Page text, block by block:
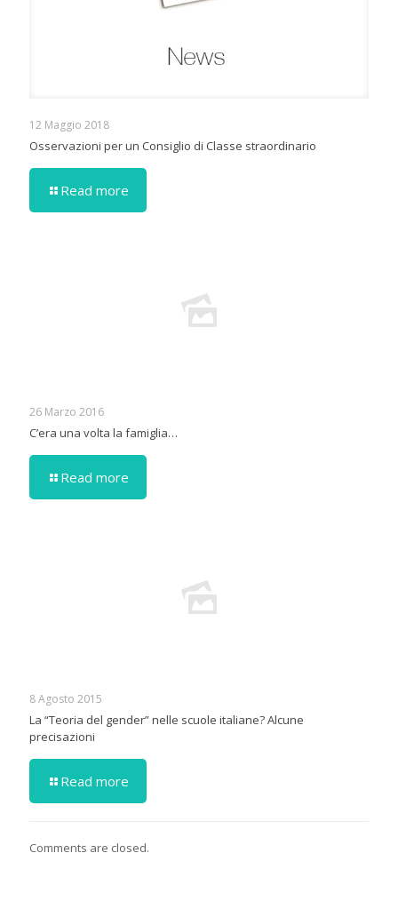
12 Maggio 2018
Osservazioni per un Consiglio di Classe straordinario
Read more
26 Marzo 2016
C’era una volta la famiglia…
Read more
8 Agosto 2015
La “Teoria del gender” nelle scuole italiane? Alcune
precisazioni
Read more
Comments are closed.